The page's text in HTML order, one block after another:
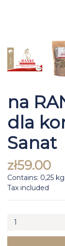
na
dla
Sanat
zł59.00
Contains: 0,25
Tax included